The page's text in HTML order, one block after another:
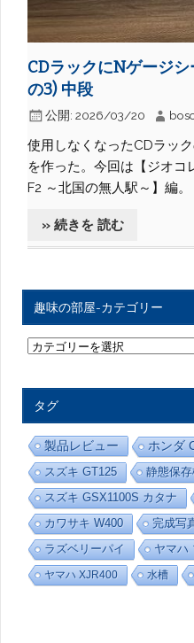
CDラックにNゲージ
の3) 中段
公開: 2026/03/20
使用しなくなったCDラッ
を作った。今回は【ジオコ
F2 ～北国の無人駅～】編。
» 続きを 読む
趣味の部屋-カテゴリー
趣
味
屋
カ
テ
ゴ
リ
ー
タグ
製品レビュー ホンダ
スズキ GT125
静態保
スズキ GSX1100S カタナ
カワサキ W400
完成写
ラズベリーパイ
ヤマハ
ヤマハ XJR400 水槽